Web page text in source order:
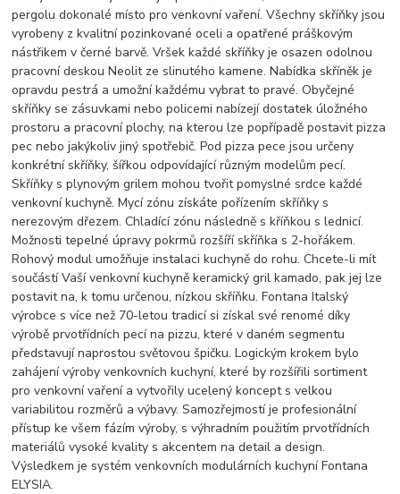
pergolu dokonalé místo pro venkovní vaření. Všechny skříňky jsou
vyrobeny z kvalitní pozinkované oceli a opatřené práškovým
nástřikem v černé barvě. Vršek každé skříňky je osazen odolnou
pracovní deskou Neolit ze slinutého kamene. Nabídka skříněk je
opravdu pestrá a umožní každému vybrat to pravé. Obyčejné
skříňky se zásuvkami nebo policemi nabízejí dostatek úložného
prostoru a pracovní plochy, na kterou lze popřípadě postavit pizza
pec nebo jakýkoliv jiný spotřebič. Pod pizza pece jsou určeny
konkrétní skříňky, šířkou odpovídající různým modelům pecí.
Skříňky s plynovým grilem mohou tvořit pomyslné srdce každé
venkovní kuchyně. Mycí zónu získáte pořízením skříňky s
nerezovým dřezem. Chladící zónu následně s kříňkou s lednicí.
Možnosti tepelné úpravy pokrmů rozšíří skříňka s 2-hořákem.
Rohový modul umožňuje instalaci kuchyně do rohu. Chcete-li mít
součástí Vaší venkovní kuchyně keramický gril kamado, pak jej lze
postavit na, k tomu určenou, nízkou skříňku. Fontana Italský
výrobce s více než 70-letou tradicí si získal své renomé díky
výrobě prvotřídních pecí na pizzu, které v daném segmentu
představují naprostou světovou špičku. Logickým krokem bylo
zahájení výroby venkovních kuchyní, které by rozšířili sortiment
pro venkovní vaření a vytvořily ucelený koncept s velkou
variabilitou rozměrů a výbavy. Samozřejmostí je profesionální
přístup ke všem fázím výroby, s výhradním použitím prvotřídních
materiálů vysoké kvality s akcentem na detail a design.
Výsledkem je systém venkovních modulárních kuchyní Fontana
ELYSIA.